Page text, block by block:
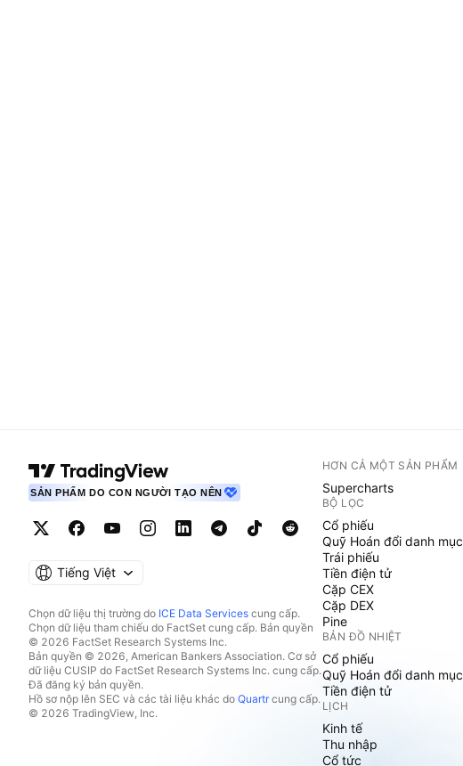
SẢN PHẨM DO CON NGƯỜI TẠO NÊN
Tiếng Việt
Chọn dữ liệu thị trường do ICE Data Services cung cấp.
Chọn dữ liệu tham chiếu do FactSet cung cấp. Bản quyền
© 2026 FactSet Research Systems Inc.
Bản quyền © 2026, American Bankers Association. Cơ sở
dữ liệu CUSIP do FactSet Research Systems Inc. cung cấp.
Đã đăng ký bản quyền.
Hồ sơ nộp lên SEC và các tài liệu khác do Quartrcung cấp.
© 2026 TradingView, Inc.
HƠN CẢ MỘT SẢN PHẨM
Supercharts
BỘ LỌC
Cổ phiếu
Quỹ Hoán đổi danh mục
Trái phiếu
Tiền điện tử
Cặp CEX
Cặp DEX
Pine
BẢN ĐỒ NHIỆT
Cổ phiếu
Quỹ Hoán đổi danh mục
Tiền điện tử
LỊCH
Kinh tế
Thu nhập
Cổ tức